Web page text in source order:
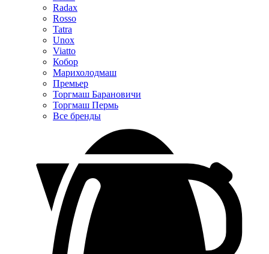
Radax
Rosso
Tatra
Unox
Viatto
Кобор
Марихолодмаш
Премьер
Торгмаш Барановичи
Торгмаш Пермь
Все бренды